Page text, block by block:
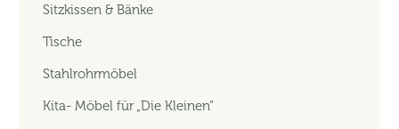
Sitzkissen & Bänke
Tische
Stahlrohrmöbel
Kita- Möbel für „Die Kleinen“